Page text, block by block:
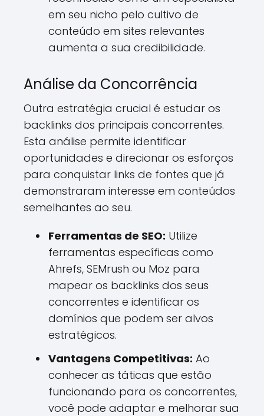
em seu nicho pelo cultivo de
conteúdo em sites relevantes
aumenta a sua credibilidade.
Análise da Concorrência
Outra estratégia crucial é estudar os
backlinks dos principais concorrentes.
Esta análise permite identificar
oportunidades e direcionar os esforços
para conquistar links de fontes que já
demonstraram interesse em conteúdos
semelhantes ao seu.
Ferramentas de SEO: Utilize
ferramentas específicas como
Ahrefs, SEMrush ou Moz para
mapear os backlinks dos seus
concorrentes e identificar os
domínios que podem ser alvos
estratégicos.
Vantagens Competitivas: Ao
conhecer as táticas que estão
funcionando para os concorrentes,
você pode adaptar e melhorar sua